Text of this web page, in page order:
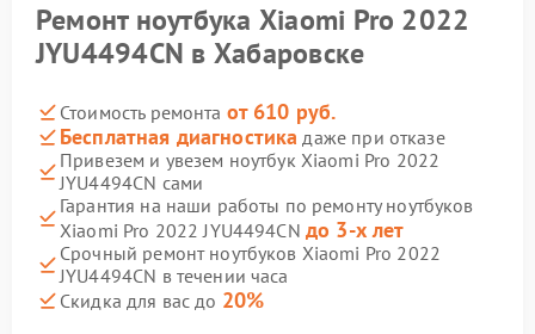
Ремонт ноутбука Xiaomi Pro 2022
JYU4494CN в Хабаровске
Стоимость ремонта от 610 руб.
Бесплатная диагностика даже при отказе
Привезем и увезем ноутбук Xiaomi Pro 2022
JYU4494CN сами
Гарантия на наши работы по ремонту ноутбуков
Xiaomi Pro 2022 JYU4494CN до 3-х лет
Срочный ремонт ноутбуков Xiaomi Pro 2022
JYU4494CN в течении часа
Скидка для вас до 20%